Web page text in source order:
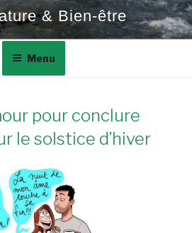
& Bien-être
Menu
pour conclure
le solstice d’hiver